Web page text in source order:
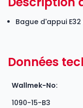
Bague d'appui E32
Données
Wallmek-No:
1090-15-B3